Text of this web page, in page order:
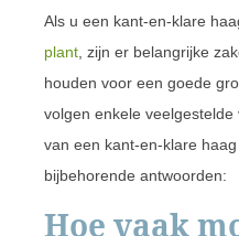
Als u een kant-en-klare
plant , zijn er belangrijke
houden voor een goede
volgen enkele
van een kant-en-klare
bijbehorende antwoorden:
Hoe vaak